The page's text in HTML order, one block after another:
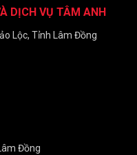
DỊCH VỤ TÂM ANH
Lộc, Tỉnh Lâm Đồng
Đồng